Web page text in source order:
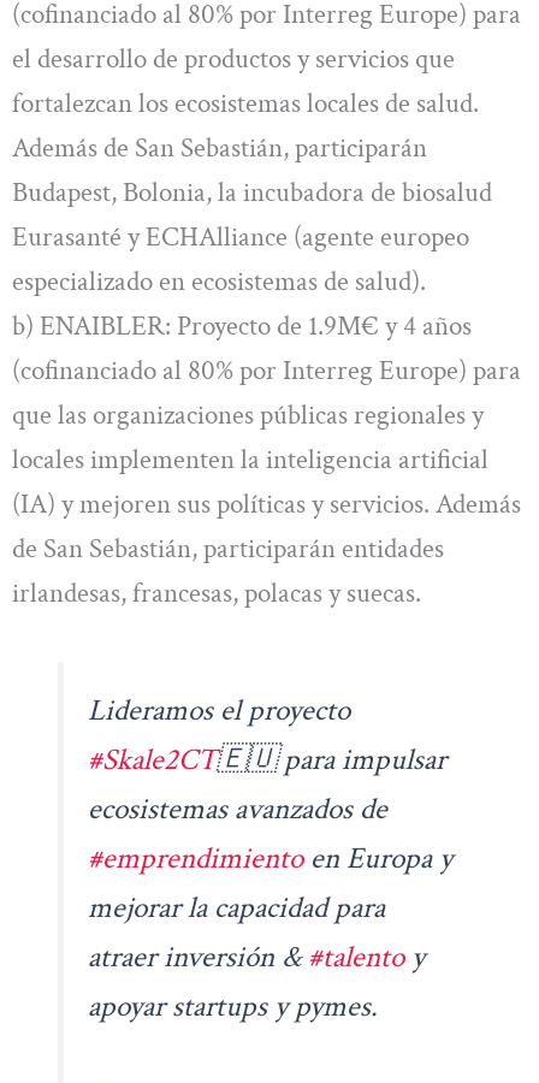
(cofinanciado al 80% por Interreg Europe) para
el desarrollo de productos y servicios que
fortalezcan los ecosistemas locales de salud.
Además de San Sebastián, participarán
Budapest, Bolonia, la incubadora de biosalud
Eurasanté y ECHAlliance (agente europeo
especializado en ecosistemas de salud).
b) ENAIBLER: Proyecto de 1.9M€ y 4 años
(cofinanciado al 80% por Interreg Europe) para
que las organizaciones públicas regionales y
locales implementen la inteligencia artificial
(IA) y mejoren sus políticas y servicios. Además
de San Sebastián, participarán entidades
irlandesas, francesas, polacas y suecas.
Lideramos el proyecto
#Skale2CT🇪🇺 para impulsar
ecosistemas avanzados de
#emprendimientoen Europa y
mejorar la capacidad para
atraer inversión &#talentoy
apoyar startups y pymes.